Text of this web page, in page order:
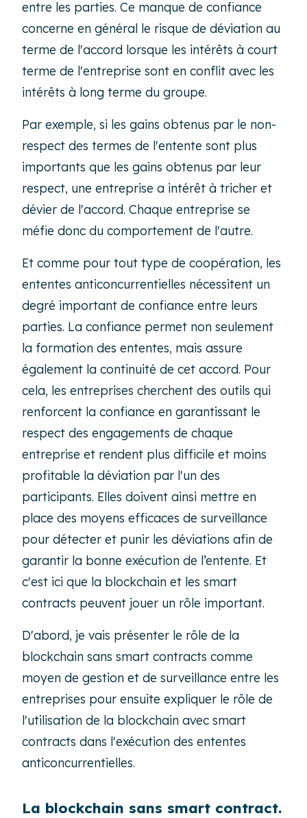
entre les parties. Ce manque de confiance
concerne en général le risque de déviation au
terme de l'accord lorsque les intérêts à court
terme de l'entreprise sont en conflit avec les
intérêts à long terme du groupe.
Par exemple, si les gains obtenus par le non-
respect des termes de l'entente sont plus
importants que les gains obtenus par leur
respect, une entreprise a intérêt à tricher et
dévier de l'accord. Chaque entreprise se
méfie donc du comportement de l'autre.
Et comme pour tout type de coopération, les
ententes anticoncurrentielles nécessitent un
degré important de confiance entre leurs
parties. La confiance permet non seulement
la formation des ententes, mais assure
également la continuité de cet accord. Pour
cela, les entreprises cherchent des outils qui
renforcent la confiance en garantissant le
respect des engagements de chaque
entreprise et rendent plus difficile et moins
profitable la déviation par l'un des
participants. Elles doivent ainsi mettre en
place des moyens efficaces de surveillance
pour détecter et punir les déviations afin de
garantir la bonne exécution de l’entente. Et
c'est ici que la blockchain et les smart
contracts peuvent jouer un rôle important.
D'abord, je vais présenter le rôle de la
blockchain sans smart contracts comme
moyen de gestion et de surveillance entre les
entreprises pour ensuite expliquer le rôle de
l'utilisation de la blockchain avec smart
contracts dans l'exécution des ententes
anticoncurrentielles.
La blockchain sans smart contract.